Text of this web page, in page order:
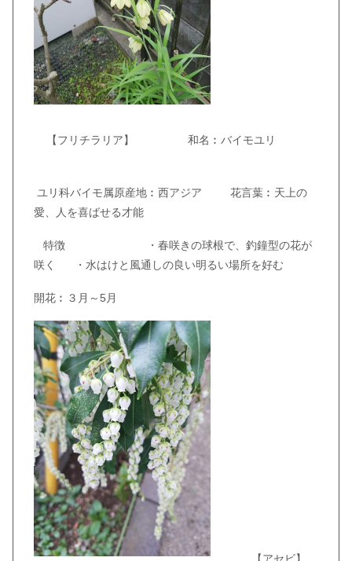
【フリチラリア】 和名︰バイモユリ
ユリ科バイモ属原産地︰西アジア 花言葉︰天上の
愛、人を喜ばせる才能
特徴 ・春咲きの球根で、釣鐘型の花が
咲く ・水はけと風通しの良い明るい場所を好む
開花︰３月～5月